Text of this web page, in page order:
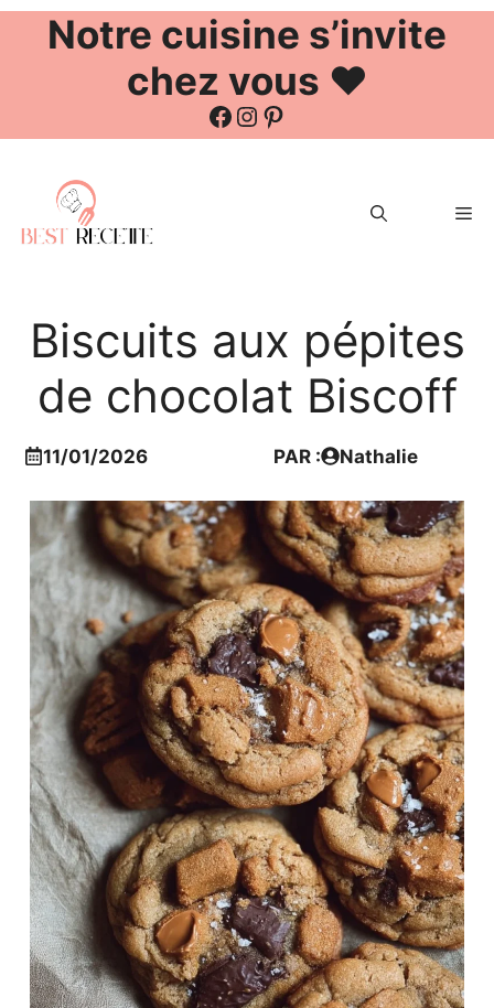
Notre cuisine s’invite
chez vous ❤️
Facebook
Instagram
Pinterest
contenu
Biscuits aux pépites
de chocolat Biscoff
11/01/2026 PAR : Nathalie